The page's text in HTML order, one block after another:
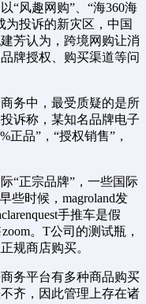
“风趣网购”、“海360海
为投诉的新灾区，中国
芳认为，跨境网购让消
牌授权、购买渠道等问
务中，最受质疑的是所
诉称，某知名品牌电子
正品”，“授权销售”，
正宗品牌”，一些国际
些时候，magroland发
手推车是假
。T公司的测试瓶，
规商店购买。
务平台有多种商品购买
齐，因此管理上存在诸